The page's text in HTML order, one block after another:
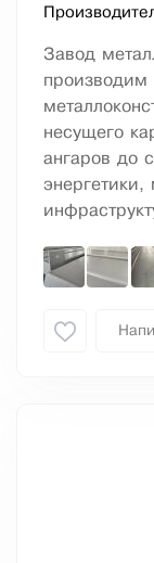
Завод
производим
несущего
ангаров до
энергетики,